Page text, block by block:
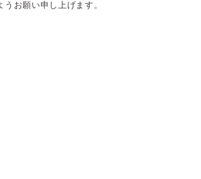
お願い申し上げます。